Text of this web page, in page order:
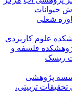
حیوانات
شغلی
علوم کاربردی
فلسفه و
ریسک
پژوهشی
تربیتی،